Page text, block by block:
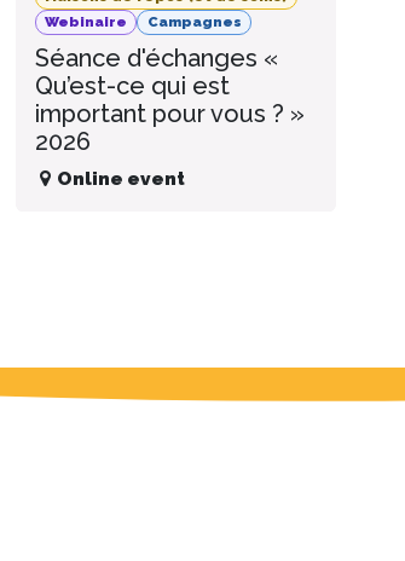
Webinaire
Campagnes
Séance d'échanges «
Qu’est-ce qui est
important pour vous ? »
2026
Online event